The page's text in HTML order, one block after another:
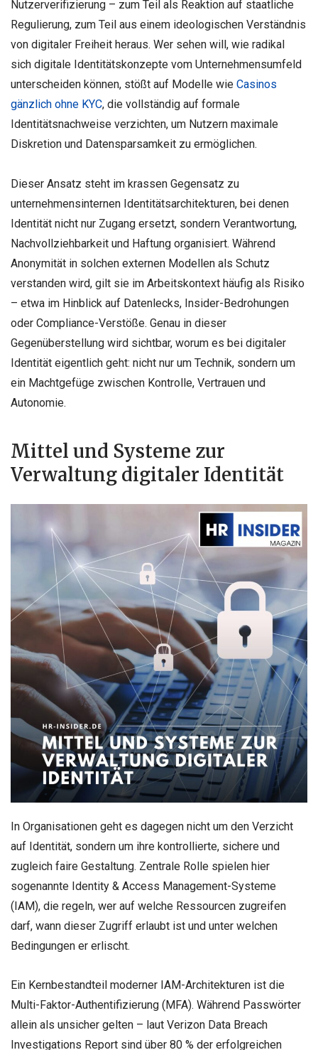
Nutzerverifizierung – zum Teil als Reaktion auf staatliche
Regulierung, zum Teil aus einem ideologischen Verständnis
von digitaler Freiheit heraus. Wer sehen will, wie radikal
sich digitale Identitätskonzepte vom Unternehmensumfeld
unterscheiden können, stößt auf Modelle wie Casinos
gänzlich ohne KYC, die vollständig auf formale
Identitätsnachweise verzichten, um Nutzern maximale
Diskretion und Datensparsamkeit zu ermöglichen.
Dieser Ansatz steht im krassen Gegensatz zu
unternehmensinternen Identitätsarchitekturen, bei denen
Identität nicht nur Zugang ersetzt, sondern Verantwortung,
Nachvollziehbarkeit und Haftung organisiert. Während
Anonymität in solchen externen Modellen als Schutz
verstanden wird, gilt sie im Arbeitskontext häufig als Risiko
– etwa im Hinblick auf Datenlecks, Insider-Bedrohungen
oder Compliance-Verstöße. Genau in dieser
Gegenüberstellung wird sichtbar, worum es bei digitaler
Identität eigentlich geht: nicht nur um Technik, sondern um
ein Machtgefüge zwischen Kontrolle, Vertrauen und
Autonomie.
Mittel und Systeme zur
Verwaltung digitaler Identität
In Organisationen geht es dagegen nicht um den Verzicht
auf Identität, sondern um ihre kontrollierte, sichere und
zugleich faire Gestaltung. Zentrale Rolle spielen hier
sogenannte Identity & Access Management-Systeme
(IAM), die regeln, wer auf welche Ressourcen zugreifen
darf, wann dieser Zugriff erlaubt ist und unter welchen
Bedingungen er erlischt.
Ein Kernbestandteil moderner IAM-Architekturen ist die
Multi-Faktor-Authentifizierung (MFA). Während Passwörter
allein als unsicher gelten – laut Verizon Data Breach
Investigations Report sind über 80 % der erfolgreichen